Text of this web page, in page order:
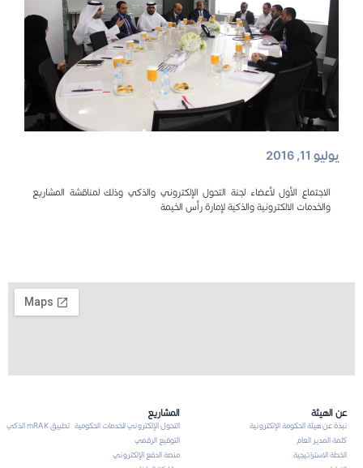
يوليو 11, 2016
الاجتماع الأول لأعضاء لجنة التحول الإلكتروني والذكي وذلك لمناقشة المشاريع
والخدمات الالكترونية والذكية لإمارة رأس الخيمة
عن الهيئة
نبذة عن هيئة الحكومة الإلكترونية
كلمة المدير العام
الخطة الاستراتيجية
المشاريع
التحول الإلكتروني للخدمات الحكومية تطبيق mRAK الذكي
التوقيع الرقمي
منصة الدفع الإلكتروني